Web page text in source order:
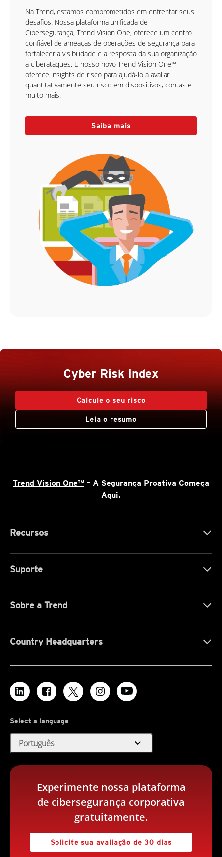
Na Trend, estamos comprometidos em enfrentar seus
desafios. Nossa plataforma unificada de
Cibersegurança, Trend Vision One, oferece um centro
confiável de ameaças de operações de segurança para
fortalecer a visibilidade e a resposta da sua organização
a ciberataques. E nosso novo Trend Vision One™
oferece insights de risco para ajudá-lo a avaliar
quantitativamente seu risco em dispositivos, contas e
muito mais.
Saiba mais
Cyber Risk Index
Calcule o seu risco
Leia o resumo
Trend Vision One™ – A Segurança Proativa Começa
Aqui.
Recursos
Suporte
Sobre a Trend
Country Headquarters
Select a language
Português expand_more
Experimente nossa plataforma
de cibersegurança corporativa
gratuitamente.
Solicite sua avaliação de 30 dias